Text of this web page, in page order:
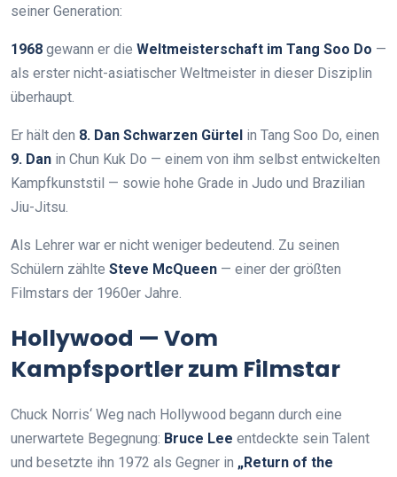
seiner Generation:
1968 gewann er die Weltmeisterschaft im Tang Soo Do —
als erster nicht-asiatischer Weltmeister in dieser Disziplin
überhaupt.
Er hält den 8. Dan Schwarzen Gürtel in Tang Soo Do, einen
9. Dan in Chun Kuk Do — einem von ihm selbst entwickelten
Kampfkunststil — sowie hohe Grade in Judo und Brazilian
Jiu-Jitsu.
Als Lehrer war er nicht weniger bedeutend. Zu seinen
Schülern zählte Steve McQueen — einer der größten
Filmstars der 1960er Jahre.
Hollywood — Vom
Kampfsportler zum Filmstar
Chuck Norris‘ Weg nach Hollywood begann durch eine
unerwartete Begegnung: Bruce Lee entdeckte sein Talent
und besetzte ihn 1972 als Gegner in „Return of the